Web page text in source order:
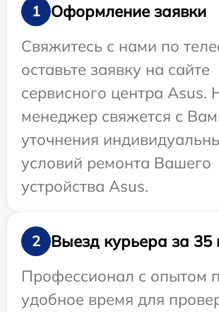
1
Оформление заявки
Свяжитесь с нами по
оставьте заявку на сайте
сервисного центра Asus.
менеджер свяжется с
уточнения
условий ремонта Вашего
устройства Asus.
2
Выезд курьера за 35
Профессионал с опытом
удобное время для